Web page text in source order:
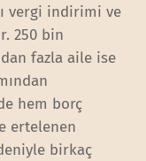
vergi indirimi ve
250 bin
fazla aile ise
hem borç
ertelenen
birkaç